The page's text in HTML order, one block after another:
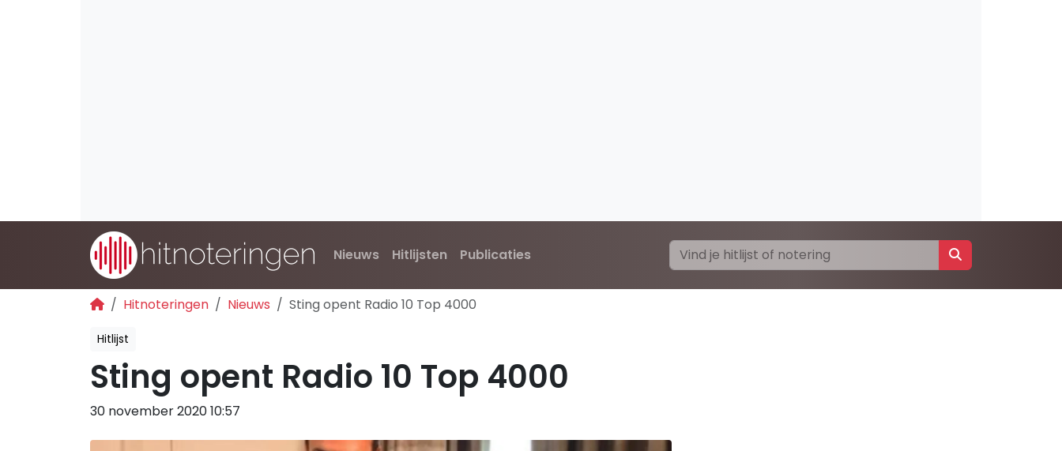
Nieuws Hitlijsten Publicaties
Hitnoteringen Nieuws Sting opent Radio 10 Top 4000
Hitlijst
Sting opent Radio 10 Top 4000
30 november 2020 10:57